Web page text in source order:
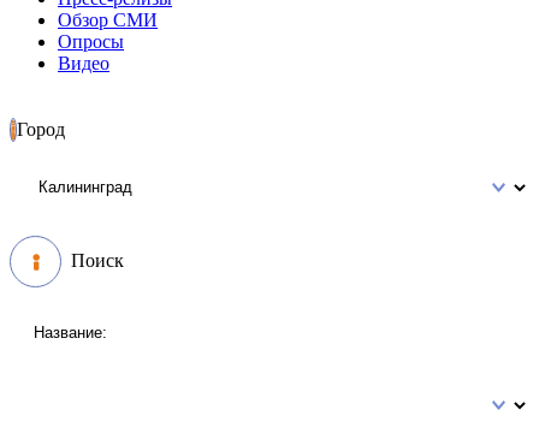
Обзор СМИ
Опросы
Видео
Город
Поиск